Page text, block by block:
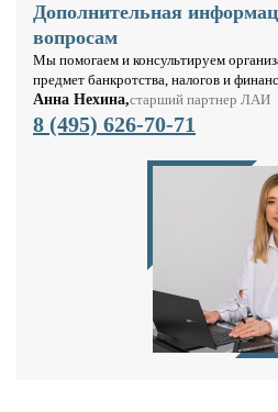
Дополнительная
вопросам
Мы помогаем и консультируем
предмет банкротства, налогов и
Анна Нехина,старший партнер ЛАИ
8 (495) 626-70-71